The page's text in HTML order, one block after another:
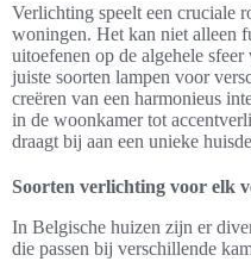
Verlichting speelt een cruciale
woningen. Het kan niet alleen
uitoefenen op de algehele
juiste soorten lampen voor
creëren van een harmonieus
in de woonkamer tot
draagt bij aan een unieke
Soorten verlichting voor elk
In Belgische huizen zijn er
die passen bij verschillende